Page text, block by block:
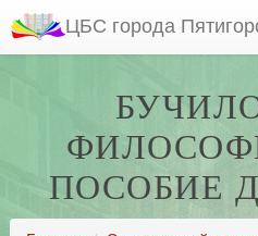
ЦБС города
ПОСОБИЕ